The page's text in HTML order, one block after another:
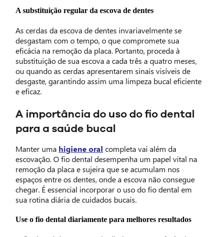
A substituição regular da escova de dentes
As cerdas da escova de dentes invariavelmente se
desgastam com o tempo, o que compromete sua
eficácia na remoção da placa. Portanto, proceda à
substituição de sua escova a cada três a quatro meses,
ou quando as cerdas apresentarem sinais visíveis de
desgaste, garantindo assim uma limpeza bucal eficiente
e eficaz.
A importância do uso do fio dental
para a saúde bucal
Manter uma higiene oral completa vai além da
escovação. O fio dental desempenha um papel vital na
remoção da placa e sujeira que se acumulam nos
espaços entre os dentes, onde a escova não consegue
chegar. É essencial incorporar o uso do fio dental em
sua rotina diária de cuidados bucais.
Use o fio dental diariamente para melhores resultados